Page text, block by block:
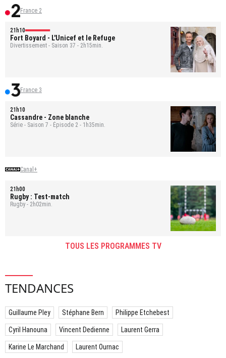
France 2
21h10
Fort Boyard - L'Unicef et le Refuge
Divertissement - Saison 37 - 2h15min.
France 3
21h10
Cassandre - Zone blanche
Série - Saison 7 - Épisode 2 - 1h35min.
Canal+
21h00
Rugby : Test-match
Rugby - 2h02min.
TOUS LES PROGRAMMES TV
TENDANCES
Guillaume Pley Stéphane Bern Philippe Etchebest
Cyril Hanouna Vincent Dedienne Laurent Gerra
Karine Le Marchand Laurent Ournac